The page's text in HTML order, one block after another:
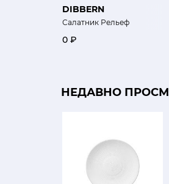
DIBBERN
Салатник Рельеф
0 ₽
НЕДАВНО